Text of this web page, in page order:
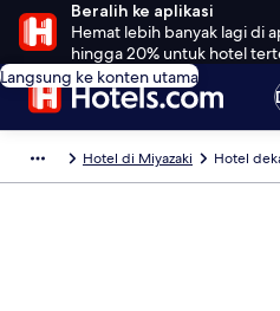
Beralih ke aplikasi
Hemat lebih banyak lagi di
hingga 20% untuk hotel
Langsung ke konten utama
Hotel di Miyazaki Hotel